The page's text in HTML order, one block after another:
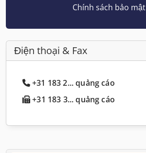
Chính sách bảo mật
Điện thoại & Fax
+31 183 2... quảng cáo
+31 183 3... quảng cáo